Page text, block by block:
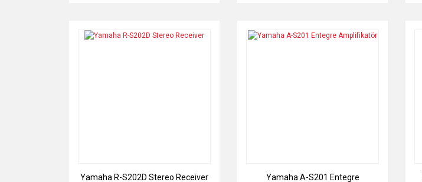
Yamaha R-S202D Stereo Receiver
Yamaha A-S201 Entegre